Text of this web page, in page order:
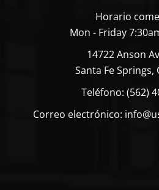
Horario
Mon - Friday
14722 Anson
Santa Fe Springs,
Teléfono: (562)
Correo electrónico: